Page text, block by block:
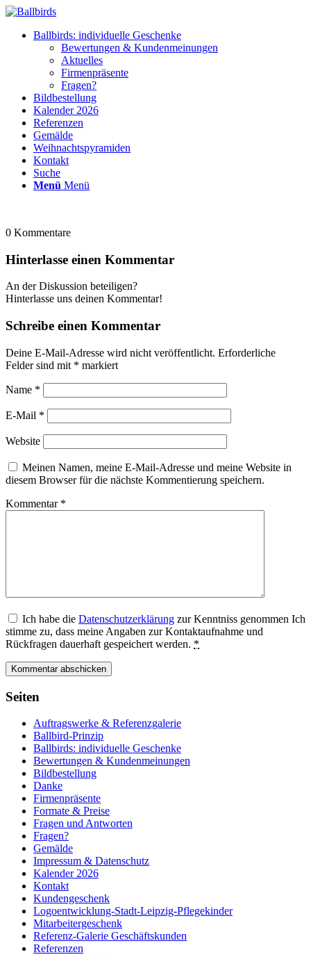
Ballbirds: individuelle Geschenke
Bewertungen & Kundenmeinungen
Aktuelles
Firmenpräsente
Fragen?
Bildbestellung
Kalender 2026
Referenzen
Gemälde
Weihnachtspyramiden
Kontakt
Suche
Menü Menü
0 Kommentare
Hinterlasse einen Kommentar
An der Diskussion beteiligen?
Hinterlasse uns deinen Kommentar!
Schreibe einen Kommentar
Deine E-Mail-Adresse wird nicht veröffentlicht. Erforderliche
Felder sind mit * markiert
Name *
E-Mail *
Website
Meinen Namen, meine E-Mail-Adresse und meine Website in
diesem Browser für die nächste Kommentierung speichern.
Kommentar *
Ich habe die Datenschutzerklärung zur Kenntniss genommen Ich
stimme zu, dass meine Angaben zur Kontaktaufnahme und
Rückfragen dauerhaft gespeichert werden. *
Seiten
Auftragswerke & Referenzgalerie
Ballbird-Prinzip
Ballbirds: individuelle Geschenke
Bewertungen & Kundenmeinungen
Bildbestellung
Danke
Firmenpräsente
Formate & Preise
Fragen und Antworten
Fragen?
Gemälde
Impressum & Datenschutz
Kalender 2026
Kontakt
Kundengeschenk
Logoentwicklung-Stadt-Leipzig-Pflegekinder
Mitarbeitergeschenk
Referenz-Galerie Geschäftskunden
Referenzen